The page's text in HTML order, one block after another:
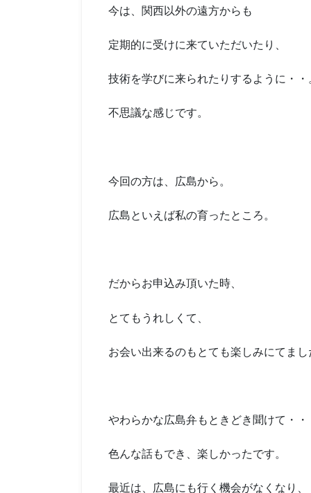
今は、関西以外の遠方からも
定期的に受けに来ていただいたり、
技術を学びに来られたりするように・・
不思議な感じです。
今回の方は、広島から。
広島といえば私の育ったところ。
だからお申込み頂いた時、
とてもうれしくて、
お会い出来るのもとても楽しみにてまし
やわらかな広島弁もときどき聞けて・・
色んな話もでき、楽しかったです。
最近は、広島にも行く機会がなくなり、